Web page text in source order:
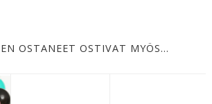
OSTANEET OSTIVAT MYÖS…